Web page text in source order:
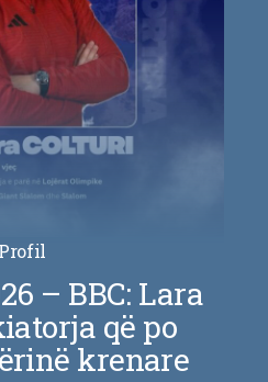
Profil
– BBC: Lara
që po
krenare